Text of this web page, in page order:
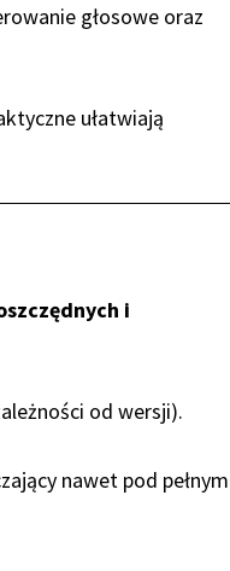
głosowe oraz
ułatwiają
i
od wersji).
nawet pod pełnym